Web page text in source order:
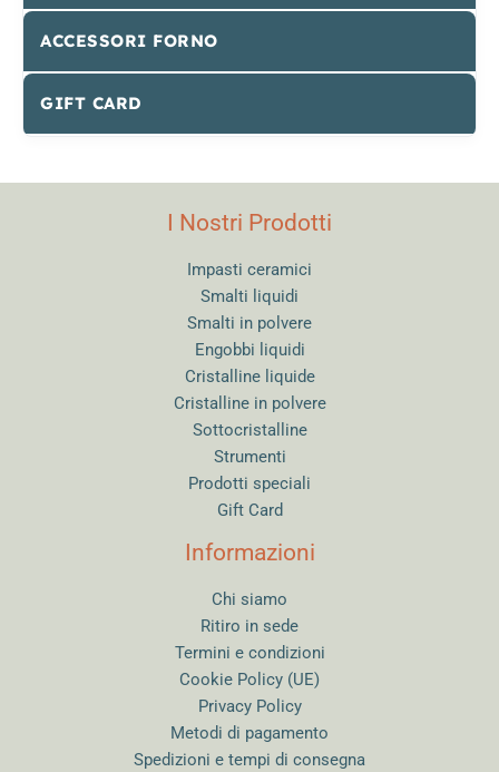
ACCESSORI FORNO
GIFT CARD
I Nostri Prodotti
Impasti ceramici
Smalti liquidi
Smalti in polvere
Engobbi liquidi
Cristalline liquide
Cristalline in polvere
Sottocristalline
Strumenti
Prodotti speciali
Gift Card
Informazioni
Chi siamo
Ritiro in sede
Termini e condizioni
Cookie Policy (UE)
Privacy Policy
Metodi di pagamento
Spedizioni e tempi di consegna